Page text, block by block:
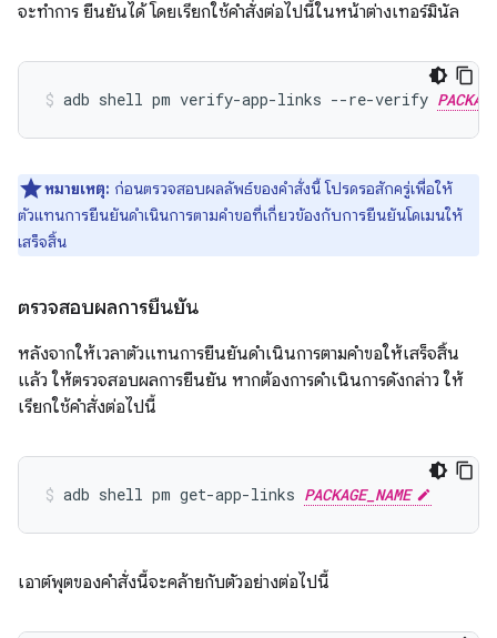
จะทำการ ยืนยันได้ โดยเรียกใช้คำสั่งต่อไปนี้ในหน้าต่างเทอร์มินัล
adb shell pm verify-app-links --re-verify
หมายเหตุ: ก่อนตรวจสอบผลลัพธ์ของคำสั่งนี้ โปรดรอสักครู่เพื่อให้
ตัวแทนการยืนยันดำเนินการตามคำขอที่เกี่ยวข้องกับการยืนยันโดเมนให้
เสร็จสิ้น
ตรวจสอบผลการยืนยัน
หลังจากให้เวลาตัวแทนการยืนยันดำเนินการตามคำขอให้เสร็จสิ้น
แล้ว ให้ตรวจสอบผลการยืนยัน หากต้องการดำเนินการดังกล่าว ให้
เรียกใช้คำสั่งต่อไปนี้
adb shell pm get-app-links PACKAGE_NAME
เอาต์พุตของคำสั่งนี้จะคล้ายกับตัวอย่างต่อไปนี้